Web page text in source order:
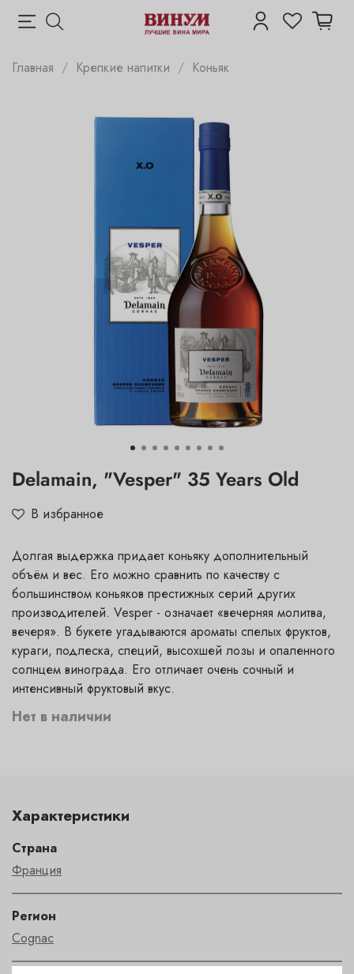
Главная Крепкие напитки Коньяк
Delamain, "Vesper" 35 Years Old
В избранное
Нет в наличии
Долгая выдержка придает коньяку дополнительный
объём и вес. Его можно сравнить по качеству с
большинством коньяков престижных серий других
производителей. Vesper - означает «вечерняя молитва,
вечеря». В букете угадываются ароматы спелых фруктов,
кураги, подлеска, специй, высохшей лозы и опаленного
солнцем винограда. Его отличает очень сочный и
интенсивный фруктовый вкус.
Характеристики
Страна
Франция
Регион
Cognac